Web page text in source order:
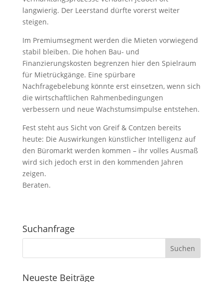
langwierig. Der Leerstand dürfte vorerst weiter
steigen.
Im Premiumsegment werden die Mieten vorwiegend
stabil bleiben. Die hohen Bau- und
Finanzierungskosten begrenzen hier den Spielraum
für Mietrückgänge. Eine spürbare
Nachfragebelebung könnte erst einsetzen, wenn sich
die wirtschaftlichen Rahmenbedingungen
verbessern und neue Wachstumsimpulse entstehen.
Fest steht aus Sicht von Greif & Contzen bereits
heute: Die Auswirkungen künstlicher Intelligenz auf
den Büromarkt werden kommen – ihr volles Ausmaß
wird sich jedoch erst in den kommenden Jahren
zeigen.
Beraten.
Suchanfrage
Neueste Beiträge